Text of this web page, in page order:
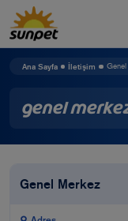
Ana Sayfa İletişim
Genel
Genel Merkez